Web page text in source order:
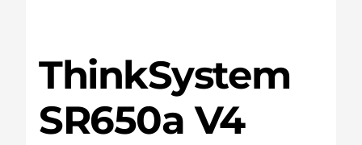
ThinkSystem
SR650a V4